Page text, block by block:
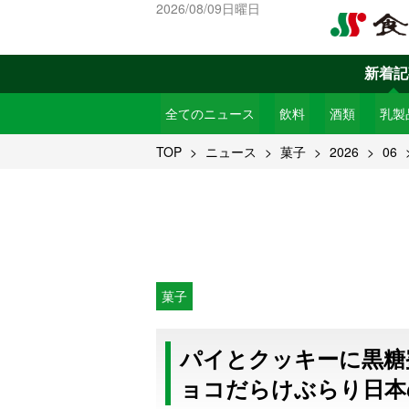
2026/08/09日曜日
新着
全てのニュース 飲料 酒類 乳製
TOP ニュース 菓子 2026 06
菓子
パイとクッキーに黒
ョコだらけぶらり日